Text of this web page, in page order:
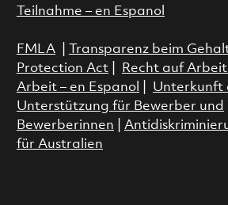
Teilnahme – en Espanol
FMLA| Transparenz beim
Protection Act| Recht auf Arbeit
Arbeit – en Espanol
Unterkunft
Unterstützung für Bewerber und
Bewerberinnen
für Australien